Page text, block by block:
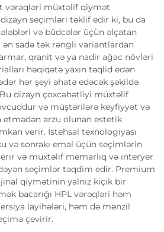
vərəqləri müxtəlif qiymət
seçimləri təklif edir ki, bu da
və büdcələr üçün əlçatan
sadə tək rəngli variantlardan
qranit və ya nadir ağac növləri
həqiqətə yaxın təqlid edən
hər şeyi əhatə edəcək şəkildə
dizayn çoxcəhətliyi müxtəlif
və müştərilərə keyfiyyət və
arzu olunan estetik
verir. İstehsal texnologiyası
və sonrakı emal üçün seçimlərin
və müxtəlif memarlıq və interyer
seçimlər təqdim edir. Premium
qiymətinin yalnız kiçik bir
bacarığı HPL vərəqləri həm
layihələri, həm də mənzil
çevirir.